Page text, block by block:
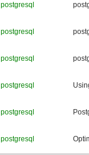
postgresql post
postgresql post
postgresql post
postgresql Usin
postgresql Post
postgresql Opti